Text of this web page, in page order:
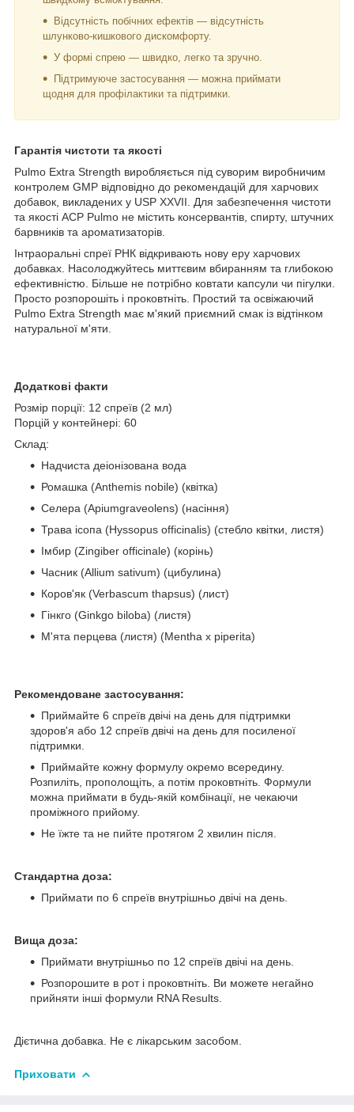
Відсутність побічних ефектів — відсутність
шлунково-кишкового дискомфорту.
У формі спрею — швидко, легко та зручно.
Підтримуюче застосування — можна приймати
щодня для профілактики та підтримки.
Гарантія чистоти та якості
Pulmo Extra Strength виробляється під суворим виробничим
контролем GMP відповідно до рекомендацій для харчових
добавок, викладених у USP XXVII. Для забезпечення чистоти
та якості ACP Pulmo не містить консервантів, спирту, штучних
барвників та ароматизаторів.
Інтраоральні спреї РНК відкривають нову еру харчових
добавках. Насолоджуйтесь миттєвим вбиранням та глибокою
ефективністю. Більше не потрібно ковтати капсули чи пігулки.
Просто розпорошіть і проковтніть. Простий та освіжаючий
Pulmo Extra Strength має м'який приємний смак із відтінком
натуральної м'яти.
Додаткові факти
Розмір порції: 12 спреїв (2 мл)
Порцій у контейнері: 60
Склад:
Надчиста деіонізована вода
Ромашка (Anthemis nobile) (квітка)
Селера (Apiumgraveolens) (насіння)
Трава ісопа (Hyssopus officinalis) (стебло квітки, листя)
Імбир (Zingiber officinale) (корінь)
Часник (Allium sativum) (цибулина)
Коров'як (Verbascum thapsus) (лист)
Гінкго (Ginkgo biloba) (листя)
М'ята перцева (листя) (Mentha x piperita)
Рекомендоване застосування:
Приймайте 6 спреїв двічі на день для підтримки
здоров'я або 12 спреїв двічі на день для посиленої
підтримки.
Приймайте кожну формулу окремо всередину.
Розпиліть, прополощіть, а потім проковтніть. Формули
можна приймати в будь-якій комбінації, не чекаючи
проміжного прийому.
Не їжте та не пийте протягом 2 хвилин після.
Стандартна доза:
Приймати по 6 спреїв внутрішньо двічі на день.
Вища доза:
Приймати внутрішньо по 12 спреїв двічі на день.
Розпорошите в рот і проковтніть. Ви можете негайно
прийняти інші формули RNA Results.
Дієтична добавка. Не є лікарським засобом.
Приховати